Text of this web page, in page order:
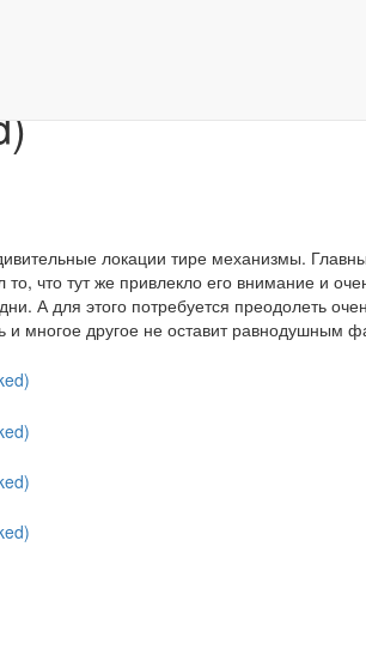
локации тире механизмы.
что тут же привлекло его внимание и
А для этого потребуется преодолеть
многое другое не оставит равнодушным